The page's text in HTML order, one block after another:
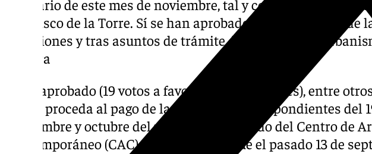
ordinario de este mes de noviembre, tal y como ha
Francisco de la Torre. Sí se han aprobado los dictámenes de
comisiones y tras asuntos de trámite de las áreas de
Cultura
Se ha aprobado (19 votos a favor y 11 abstenciones), entre
que se proceda al pago de las nóminas correspondientes del
septiembre y octubre del personal subrogado del Centro de
Contemporáneo (CAC). Cabe recordar que el pasado 13 de